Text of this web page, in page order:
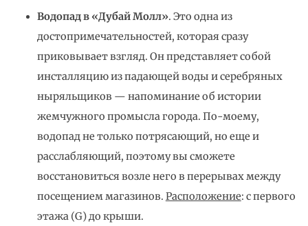
Водопад в «Дубай Молл». Это одна из
достопримечательностей, которая сразу
приковывает взгляд. Он представляет собой
инсталляцию из падающей воды и серебряных
ныряльщиков — напоминание об истории
жемчужного промысла города. По-моему,
водопад не только потрясающий, но еще и
расслабляющий, поэтому вы сможете
восстановиться возле него в перерывах между
посещением магазинов. Расположение: с первого
этажа (G) до крыши.